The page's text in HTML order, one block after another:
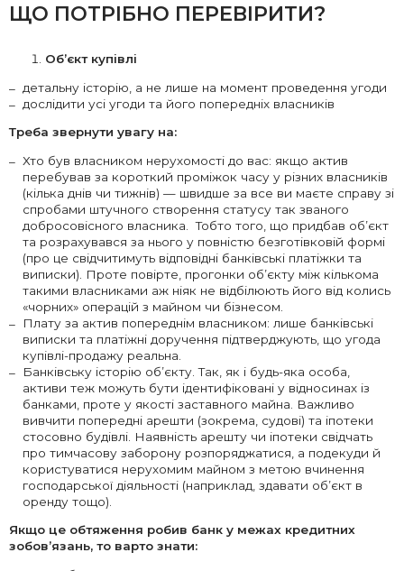
ЩО ПОТРІБНО ПЕРЕВІРИТИ?
Об’єкт купівлі
детальну історію, а не лише на момент проведення угоди
дослідити усі угоди та його попередніх власників
Треба звернути увагу на:
Хто був власником нерухомості до вас: якщо актив
перебував за короткий проміжок часу у різних власників
(кілька днів чи тижнів) — швидше за все ви маєте справу зі
спробами штучного створення статусу так званого
добросовісного власника. Тобто того, що придбав об’єкт
та розрахувався за нього у повністю безготівковій формі
(про це свідчитимуть відповідні банківські платіжки та
виписки). Проте повірте, прогонки об’єкту між кількома
такими власниками аж ніяк не відбілюють його від колись
«чорних» операцій з майном чи бізнесом.
Плату за актив попереднім власником: лише банківські
виписки та платіжні доручення підтверджують, що угода
купівлі-продажу реальна.
Банківську історію об’єкту. Так, як і будь-яка особа,
активи теж можуть бути ідентифіковані у відносинах із
банками, проте у якості заставного майна. Важливо
вивчити попередні арешти (зокрема, судові) та іпотеки
стосовно будівлі. Наявність арешту чи іпотеки свідчать
про тимчасову заборону розпоряджатися, а подекуди й
користуватися нерухомим майном з метою вчинення
господарської діяльності (наприклад, здавати об’єкт в
оренду тощо).
Якщо це обтяження робив банк у межах кредитних
зобов’язань, то варто знати: